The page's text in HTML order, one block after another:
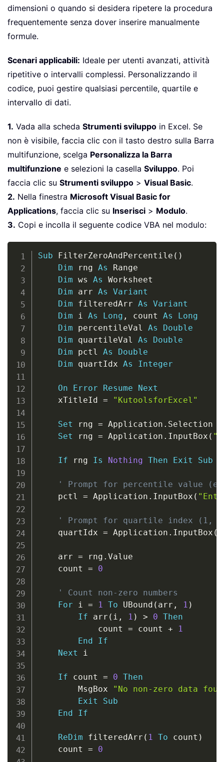
dimensioni o quando si desidera ripetere la procedura
frequentemente senza dover inserire manualmente
formule.
Scenari applicabili: Ideale per utenti avanzati, attività
ripetitive o intervalli complessi. Personalizzando il
codice, puoi gestire qualsiasi percentile, quartile e
intervallo di dati.
1. Vada alla scheda Strumenti sviluppo in Excel. Se
non è visibile, faccia clic con il tasto destro sulla Barra
multifunzione, scelga Personalizza la Barra
multifunzione e selezioni la casella Sviluppo. Poi
faccia clic su Strumenti sviluppo > Visual Basic.
2. Nella finestra Microsoft Visual Basic for
Applications, faccia clic su Inserisci > Modulo.
3. Copi e incolla il seguente codice VBA nel modulo:
Sub FilterZeroAndPercentile ( )
Dim rng As Range
Dim ws As Worksheet
Dim arr As
Variant
Dim filteredArr As
Variant
Dim i As Long , count As
Long
Dim percentileVal As
Double
Dim quartileVal As
Double
Dim pctl As
Double
Dim quartIdx As Integer
On Error Resume
Next
    xTitleId
= "KutoolsforExcel"
Set rng = Application . Selection
Set rng = Application . InputBox (
If rng Is Nothing Then Exit Sub
' Prompt for percentile value
    pctl
= Application . InputBox (
' Prompt for quartile index (1,
    quartIdx
= Application . InputBox (
    arr
= rng . Value
    count
= 0
' Count non-zero numbers
For i = 1 To UBound ( arr , 1 )
If arr ( i , 1 ) > 0 Then
            count
= count +
1
End
If
Next i
If count = 0 Then
        MsgBox
"No non-zero data
Exit
Sub
End
If
ReDim filteredArr ( 1 To count )
    count
= 0
Copy